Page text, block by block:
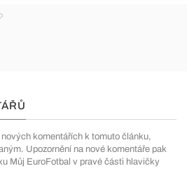
komentářích k tomuto článku,
Upozornění na nové komentáře pak
Můj EuroFotbal v pravé části hlavičky